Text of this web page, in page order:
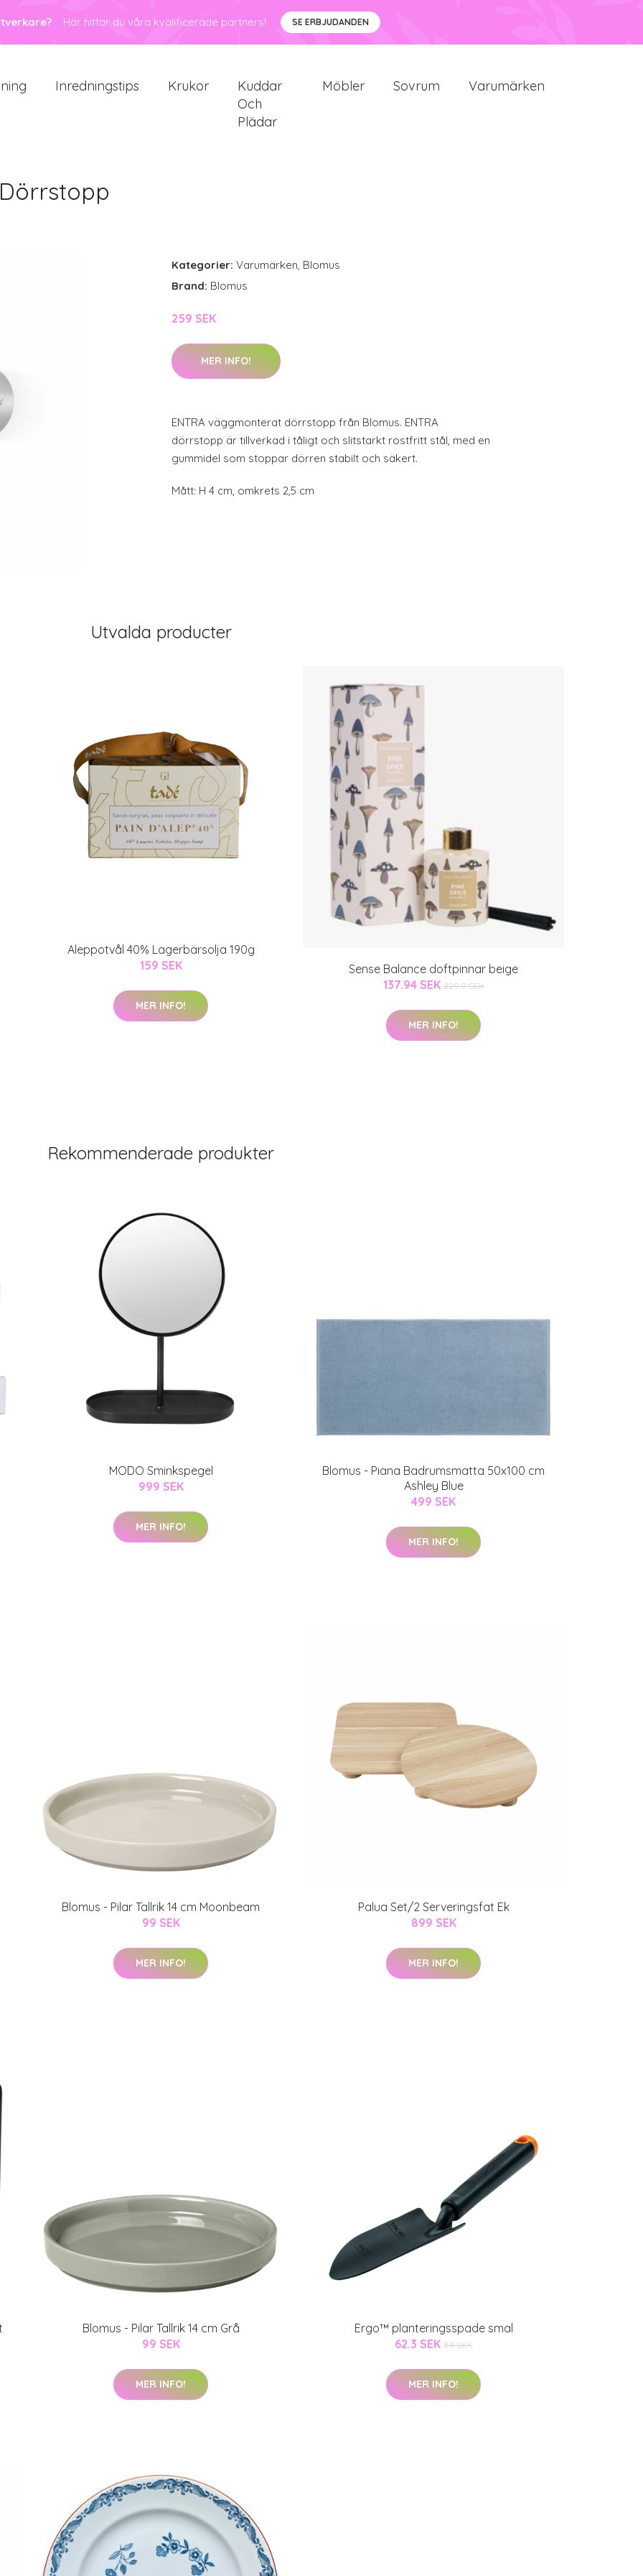
Här hittar du våra kvalificerade partners! SE ERBJUDANDEN
Inredningstips Krukor
Kuddar
Och
Plädar
Möbler Sovrum Varumärken
Kategorier: Varumärken, Blomus
Brand: Blomus
259 SEK
MER INFO!
ENTRA väggmonterat dörrstopp från Blomus. ENTRA
dörrstopp är tillverkad i tåligt och slitstarkt rostfritt stål, med en
gummidel som stoppar dörren stabilt och säkert.
Mått: H 4 cm, omkrets 2,5 cm
Utvalda producter
Aleppotvål 40% Lagerbärsolja 190g
159 SEK
MER INFO!
Sense Balance doftpinnar beige
137.94 SEK 229.9 SEK
MER INFO!
Rekommenderade produkter
MODO Sminkspegel
999 SEK
MER INFO!
Blomus - Piana Badrumsmatta 50x100 cm
Ashley Blue
499 SEK
MER INFO!
Blomus - Pilar Tallrik 14 cm Moonbeam
99 SEK
MER INFO!
Palua Set/2 Serveringsfat Ek
899 SEK
MER INFO!
Blomus - Pilar Tallrik 14 cm Grå
99 SEK
MER INFO!
Ergo™ planteringsspade smal
62.3 SEK 89 SEK
MER INFO!